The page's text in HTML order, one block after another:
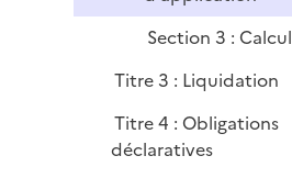
r
Section 3 : Calcul
Titre 3 : Liquidation
Titre 4 : Obligations
déclaratives